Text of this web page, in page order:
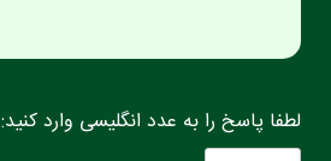
لطفا پاسخ را به عدد انگلیسی وارد کنید: